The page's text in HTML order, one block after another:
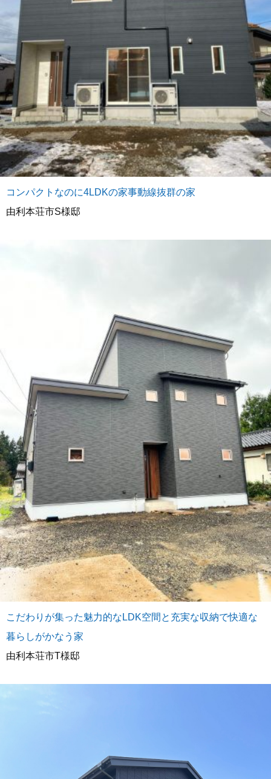
コンパクトなのに4LDKの家事動線抜群の家
由利本荘市S様邸
こだわりが集った魅力的なLDK空間と充実な収納で快適な
暮らしがかなう家
由利本荘市T様邸